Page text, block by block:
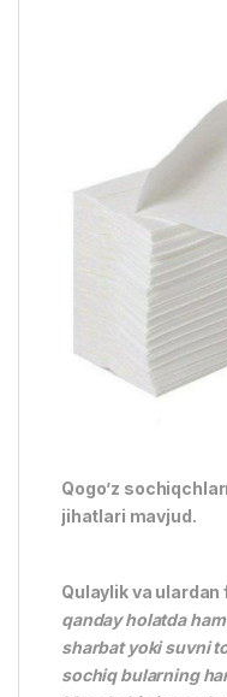
Qogo’z
jihatlari mavjud.
Qulaylik va
qanday holatda
sharbat yoki suvni
sochiq bularning